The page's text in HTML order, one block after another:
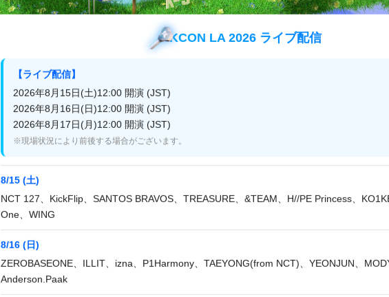
都合により、2月26日(水)深0:00～の再放送が休止となります
■PROJECT 7 字幕版
都合により、2月26日(水)深2:00～の放送が休止となります
■黄金の仮面～復讐のシンデレラ～
都合により、2月27日(木)5:00～の4話連続放送が休止となります
関連番組
M COUNTDOWN
KCON LA 2026 ライブ配信
【ライブ配信】
2026年8月15日(土)12:00 開演 (JST)
2026年8月16日(日)12:00 開演 (JST)
2026年8月17日(月)12:00 開演 (JST)
※現場状況により前後する場合がございます。
8/15 (土)
NCT 127、KickFlip、SANTOS BRAVOS、TREASURE、&TEAM、H//PE Princess、
One、WING
8/16 (日)
ZEROBASEONE、ILLIT、izna、P1Harmony、TAEYONG(from NCT)、YEONJUN、
Anderson.Paak